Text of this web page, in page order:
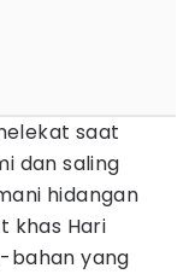
saat
dan saling
hidangan
khas Hari
bahan yang